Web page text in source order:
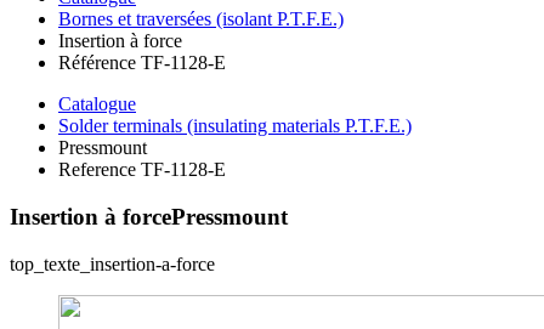
Bornes et traversées (isolant P.T.F.E.)
Insertion à force
Référence TF-1128-E
Catalogue
Solder terminals (insulating materials P.T.F.E.)
Pressmount
Reference TF-1128-E
Insertion à forcePressmount
top_texte_insertion-a-force